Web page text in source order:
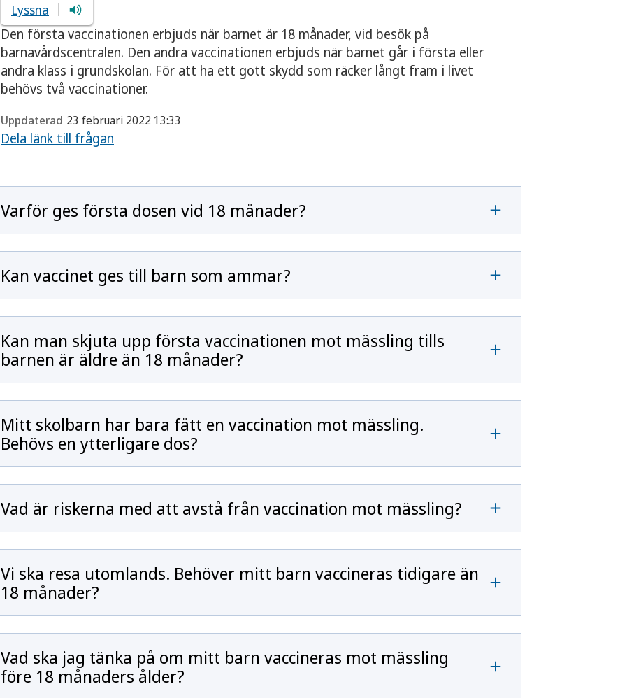
Lyssna
Den första vaccinationen erbjuds när barnet är 18 månader, vid besök på
barnavårdscentralen. Den andra vaccinationen erbjuds när barnet går i första eller
andra klass i grundskolan. För att ha ett gott skydd som räcker långt fram i livet
behövs två vaccinationer.
Uppdaterad 23 februari 2022 13:33
Dela länk till frågan
Varför ges första dosen vid 18 månader?
Kan vaccinet ges till barn som ammar?
Kan man skjuta upp första vaccinationen mot mässling tills
barnen är äldre än 18 månader?
Mitt skolbarn har bara fått en vaccination mot mässling.
Behövs en ytterligare dos?
Vad är riskerna med att avstå från vaccination mot mässling?
Vi ska resa utomlands. Behöver mitt barn vaccineras tidigare än
18 månader?
Vad ska jag tänka på om mitt barn vaccineras mot mässling
före 18 månaders ålder?